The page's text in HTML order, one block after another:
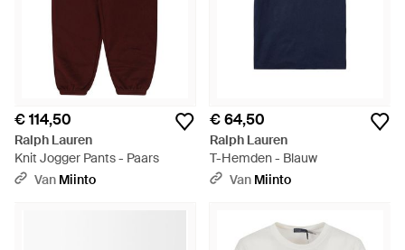
€ 114,50
Ralph Lauren
Knit Jogger Pants - Paars
Van Miinto
€ 64,50
Ralph Lauren
T-Hemden - Blauw
Van Miinto